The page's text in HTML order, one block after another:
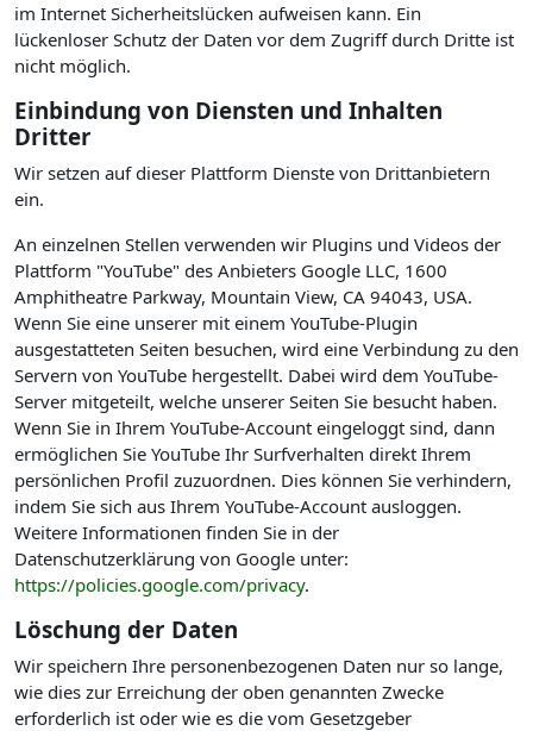
im Internet Sicherheitslücken aufweisen kann. Ein
lückenloser Schutz der Daten vor dem Zugriff durch Dritte ist
nicht möglich.
Einbindung von Diensten und Inhalten
Dritter
Wir setzen auf dieser Plattform Dienste von Drittanbietern
ein.
An einzelnen Stellen verwenden wir Plugins und Videos der
Plattform "YouTube" des Anbieters Google LLC, 1600
Amphitheatre Parkway, Mountain View, CA 94043, USA.
Wenn Sie eine unserer mit einem YouTube-Plugin
ausgestatteten Seiten besuchen, wird eine Verbindung zu den
Servern von YouTube hergestellt. Dabei wird dem YouTube-
Server mitgeteilt, welche unserer Seiten Sie besucht haben.
Wenn Sie in Ihrem YouTube-Account eingeloggt sind, dann
ermöglichen Sie YouTube Ihr Surfverhalten direkt Ihrem
persönlichen Profil zuzuordnen. Dies können Sie verhindern,
indem Sie sich aus Ihrem YouTube-Account ausloggen.
Weitere Informationen finden Sie in der
Datenschutzerklärung von Google unter:
https://policies.google.com/privacy.
Löschung der Daten
Wir speichern Ihre personenbezogenen Daten nur so lange,
wie dies zur Erreichung der oben genannten Zwecke
erforderlich ist oder wie es die vom Gesetzgeber